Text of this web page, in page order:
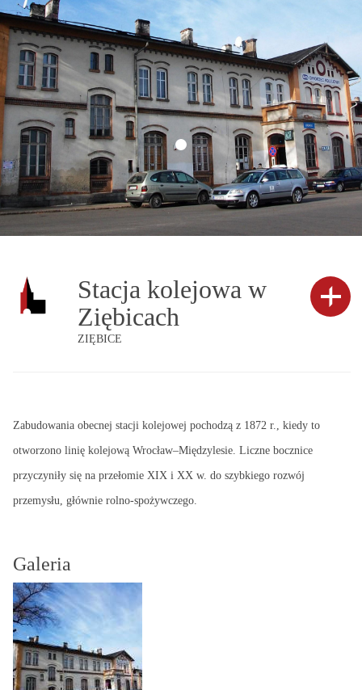
Stacja kolejowa w
Ziębicach
ZIĘBICE
Zabudowania obecnej stacji kolejowej pochodzą z 1872 r., kiedy to
otworzono linię kolejową Wrocław–Międzylesie. Liczne bocznice
przyczyniły się na przełomie XIX i XX w. do szybkiego rozwój
przemysłu, głównie rolno-spożywczego.
Galeria